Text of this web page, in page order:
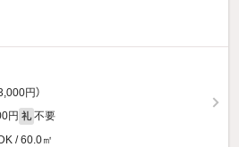
円）
円 礼 不要
/ 60.0㎡